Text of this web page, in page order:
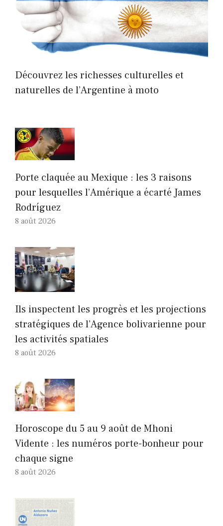
Découvrez les richesses culturelles et
naturelles de l’Argentine à moto
Porte claquée au Mexique : les 3 raisons
pour lesquelles l’Amérique a écarté James
Rodríguez
8 août 2026
Ils inspectent les progrès et les projections
stratégiques de l’Agence bolivarienne pour
les activités spatiales
8 août 2026
Horoscope du 5 au 9 août de Mhoni
Vidente : les numéros porte-bonheur pour
chaque signe
8 août 2026